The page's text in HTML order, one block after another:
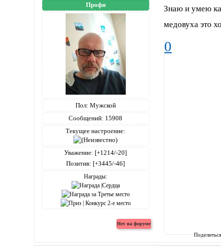
Профи
Пол: Мужской
Сообщений: 15908
Текущее настроение:
Уважение: [+1214/-20]
Позитив: [+3445/-46]
Награды:
Знаю и умею
медовуха это
0